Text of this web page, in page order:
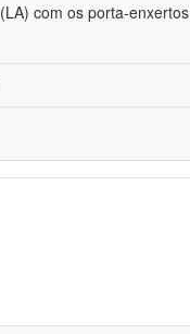
com os porta-enxertos